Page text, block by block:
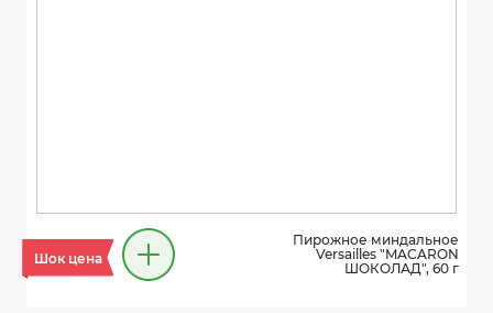
Шок цена
Пирожное миндальное
Versailles "MACARON
ШОКОЛАД", 60 г